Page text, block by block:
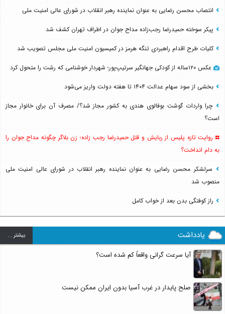
انتصاب محسن رضایی به عنوان نماینده رهبر انقلاب در شورای عالی امنیت ملی
پیکر سوخته حمیدرضا رجب‌زاده مداح جوان در اطراف تهران کشف شد
کلیات طرح اقدام راهبردی تنگه هرمز در کمیسیون امنیت ملی مجلس تصویب شد
عکس ۱۲۰ساله از کودکی جهانگیر سرتیپ‌پور؛ شهردار خوشنامی که رشت را متحول کرد
بخشی از سود سهام عدالت ۱۴۰۴ تا هفته دولت واریز می‌شود
چرا واردات گوشت بوفالوی هندی به کشور مجاز شد؟/ مصرف آن برای خانوار مجاز
است؟
روایت تازه پلیس از ربایش و قتل حمیدرضا رجب زاده؛ زن بلاگر چگونه مداح جوان را
به دام انداخت؟
سرلشکر محسن رضایی به عنوان نماینده رهبر انقلاب در شورای عالی امنیت ملی
منصوب شد
راز کوفتگی بدن بعد از خواب کامل
یادداشت بيشتر ...
آیا سرعت گرانی واقعاً کم شده است؟
صلح پایدار در غرب آسیا بدون ایران ممکن نیست